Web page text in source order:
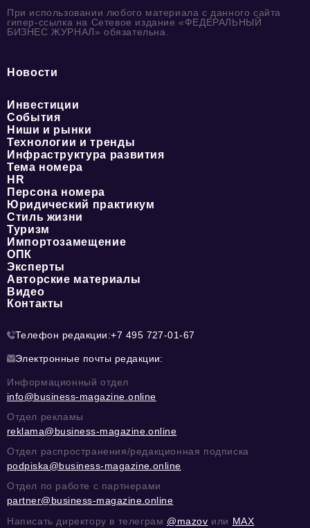
При использовании любого материала с данного сайта
гипер-ссылка на Сетевое издание «ФЕДЕРАЛЬНЫЙ
БИЗНЕС ЖУРНАЛ» обязательна.
Новости
Инвестиции
События
Ниши и рынки
Технологии и тренды
Инфраструктура развития
Тема номера
HR
Персона номера
Юридический практикум
Стиль жизни
Туризм
Импортозамещение
ОПК
Эксперты
Авторские материалы
Видео
Контакты
Телефон редакции:+7 495 727-01-67
Электронные почты редакции:
Информационный отдел
info@business-magazine.online
Отдел рекламы
reklama@business-magazine.online
Отдел распространения/редакционная подписка
podpiska@business-magazine.online
Отдел по работе с партнерами
partner@business-magazine.online
Написать директору в телеграм @mazov или MAX